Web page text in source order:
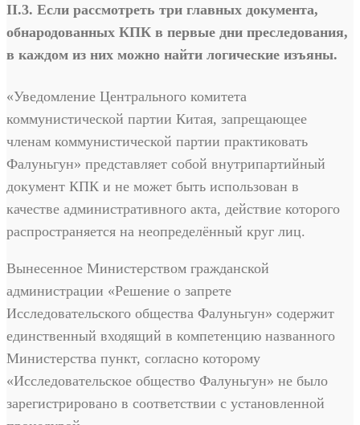
II.3. Если рассмотреть три главных документа,
обнародованных КПК в первые дни преследования,
в каждом из них можно найти логические изъяны.
«Уведомление Центрального комитета
коммунистической партии Китая, запрещающее
членам коммунистической партии практиковать
Фалуньгун» представляет собой внутрипартийный
документ КПК и не может быть использован в
качестве административного акта, действие которого
распространяется на неопределённый круг лиц.
Вынесенное Министерством гражданской
администрации «Решение о запрете
Исследовательского общества Фалуньгун» содержит
единственный входящий в компетенцию названного
Министерства пункт, согласно которому
«Исследовательское общество Фалуньгун» не было
зарегистрировано в соответствии с установленной